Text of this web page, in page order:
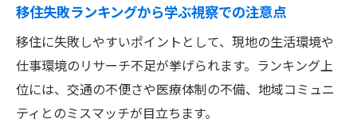
移住失敗ランキングから学ぶ視察での注意点
移住に失敗しやすいポイントとして、現地の生活環境や
仕事環境のリサーチ不足が挙げられます。ランキング上
位には、交通の不便さや医療体制の不備、地域コミュニ
ティとのミスマッチが目立ちます。